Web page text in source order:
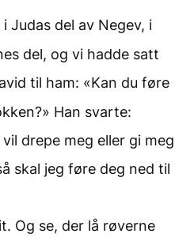
Judas del av Negev, i
del, og vi hadde satt
til ham: «Kan du føre
Han svarte:
drepe meg eller gi meg
skal jeg føre deg ned til
Og se, der lå røverne